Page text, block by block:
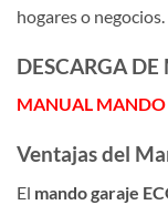
hogares o negocios.
DESCARGA
MANUAL MANDO
Ventajas del
El mando garaje